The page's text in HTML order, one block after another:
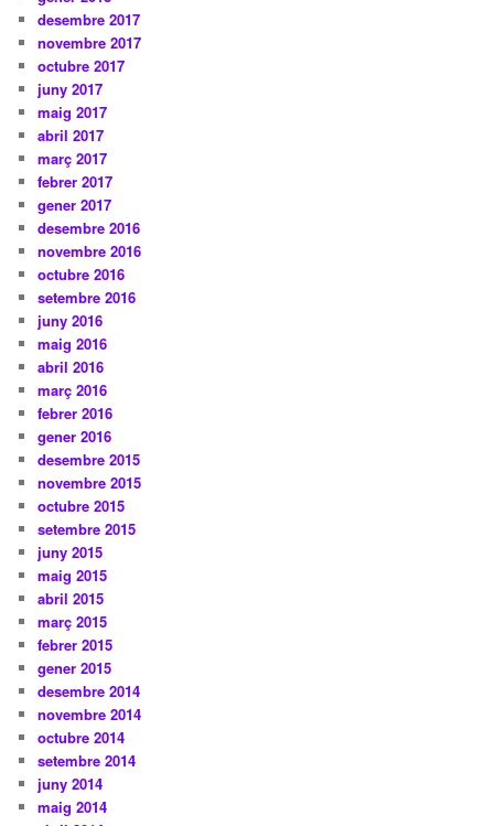
desembre 2017
novembre 2017
octubre 2017
juny 2017
maig 2017
abril 2017
març 2017
febrer 2017
gener 2017
desembre 2016
novembre 2016
octubre 2016
setembre 2016
juny 2016
maig 2016
abril 2016
març 2016
febrer 2016
gener 2016
desembre 2015
novembre 2015
octubre 2015
setembre 2015
juny 2015
maig 2015
abril 2015
març 2015
febrer 2015
gener 2015
desembre 2014
novembre 2014
octubre 2014
setembre 2014
juny 2014
maig 2014